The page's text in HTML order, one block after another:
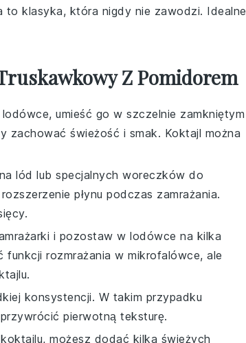
to klasyka, która nigdy nie zawodzi. Idealne
Z Pomidorem
umieść go w szczelnie zamkniętym
zachować świeżość i smak. Koktajl można
lód lub specjalnych woreczków do
płynu podczas zamrażania.
i pozostaw w lodówce na kilka
rozmrażania w mikrofalówce, ale
konsystencji. W takim przypadku
pierwotną teksturę.
koktajlu, możesz dodać kilka świeżych